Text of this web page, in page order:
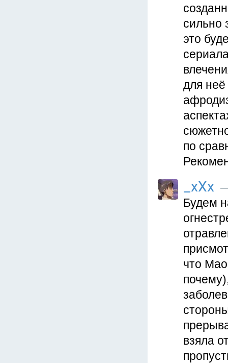
сильно
это
для
по
_xXx
Будем
что
взяла